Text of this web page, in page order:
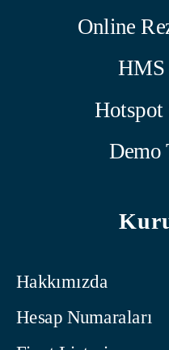
Online
HMS
Hotspot
Demo
Hakkımızda
Hesap Numaraları